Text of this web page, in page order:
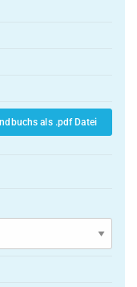
als .pdf Datei